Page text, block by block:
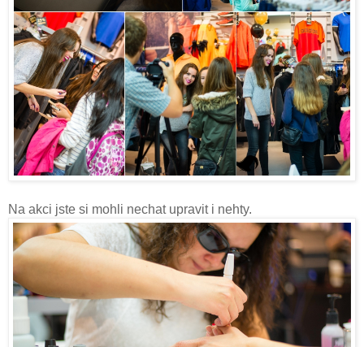
Na akci jste si mohli nechat upravit i nehty.